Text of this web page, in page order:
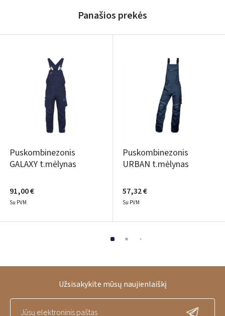
Panašios prekės
Puskombinezonis
GALAXY t.mėlynas
91,00 €
Su PVM
Puskombinezonis
URBAN t.mėlynas
57,32 €
Su PVM
Užsisakykite mūsų naujienlaiškį